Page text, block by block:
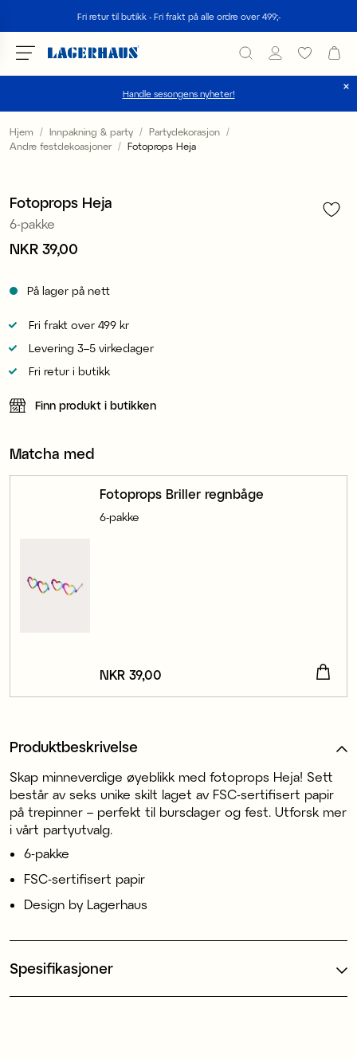
Fri retur til butikk - Fri frakt på alle ordre over 499;-
Handle sesongens nyheter!
velg språk / valuta
Hjem Innpakning & party
Partydekorasjon
Andre festdekoasjoner
Fotoprops Heja
Fotoprops Heja
6-pakke
Pris :NKR 39,00
NKR 39,00
På lager på nett
Fri frakt over 499 kr
Levering 3–5 virkedager
Fri retur i butikk
Finn produkt i butikken
Matcha med
Fotoprops Briller regnbåge
6-pakke
Pris :NKR 39,00
NKR 39,00
Produktbeskrivelse
Skap minneverdige øyeblikk med fotoprops Heja! Sett
består av seks unike skilt laget av FSC-sertifisert papir
på trepinner – perfekt til bursdager og fest. Utforsk mer
i vårt partyutvalg.
6-pakke
FSC-sertifisert papir
Design by Lagerhaus
Spesifikasjoner